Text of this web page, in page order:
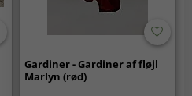
Gardiner - Gardiner af fløjl
Marlyn (rød)